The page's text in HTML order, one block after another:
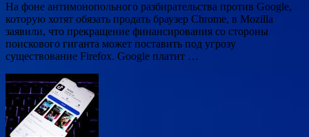
На фоне антимонопольного разбирательства против Google,
которую хотят обязать продать браузер Chrome, в Mozilla
заявили, что прекращение финансирования со стороны
поискового гиганта может поставить под угрозу
существование Firefox. Google платит …